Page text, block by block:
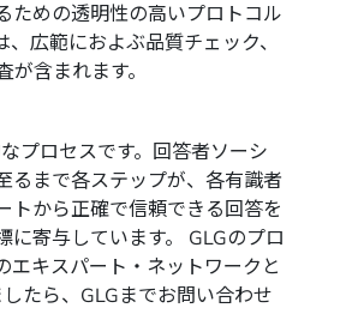
ための透明性の高いプロトコル
広範におよぶ品質チェック、
含まれます。
プロセスです。回答者ソーシ
るまで各ステップが、各有識者
トから正確で信頼できる回答を
寄与しています。 GLGのプロ
キスパート・ネットワークと
たら、GLGまでお問い合わせ